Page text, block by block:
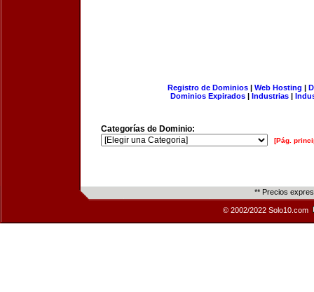
Registro de Dominios| Web Hosting |
Dominios Expirados | Industrias |
Categorías de Dominio:
[Pág.
** Precios
© 2002/2022 Solo10.com